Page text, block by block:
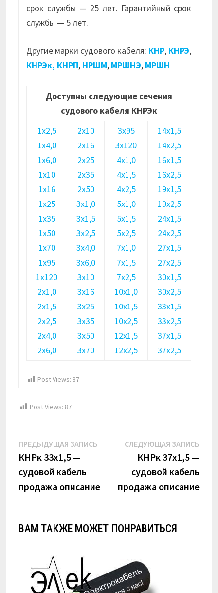
срок службы — 25 лет. Гарантийный срок
службы — 5 лет.
Другие марки судового кабеля: КНР, КНРЭ,
КНРЭк, КНРП, НРШМ, МРШНЭ, МРШН
Доступны следующие сечения
судового кабеля КНРЭк
1х2,5
1х4,0
1х6,0
1х10
1х16
1х25
1х35
1х50
1х70
1х95
1х120
2х1,0
2х1,5
2х2,5
2х4,0
2х6,0
2х10
2х16
2х25
2х35
2х50
3х1,0
3х1,5
3х2,5
3х4,0
3х6,0
3х10
3х16
3х25
3х35
3х50
3х70
3х95
3х120
4х1,0
4х1,5
4х2,5
5х1,0
5х1,5
5х2,5
7х1,0
7х1,5
7х2,5
10х1,0
10х1,5
10х2,5
12х1,5
12х2,5
14х1,5
14х2,5
16х1,5
16х2,5
19х1,5
19х2,5
24х1,5
24х2,5
27х1,5
27х2,5
30х1,5
30х2,5
33х1,5
33х2,5
37х1,5
37х2,5
Post Views: 87
Post Views: 87
Навигация
по
записям
ПРЕДЫДУЩАЯ ЗАПИСЬ Предыдущая
КНРк 33х1,5 —
судовой кабель
продажа описание
СЛЕДУЮЩАЯ ЗАПИСЬ
КНРк 37х1,5 —
судовой кабель
продажа описание
ВАМ ТАКЖЕ МОЖЕТ ПОНРАВИТЬСЯ